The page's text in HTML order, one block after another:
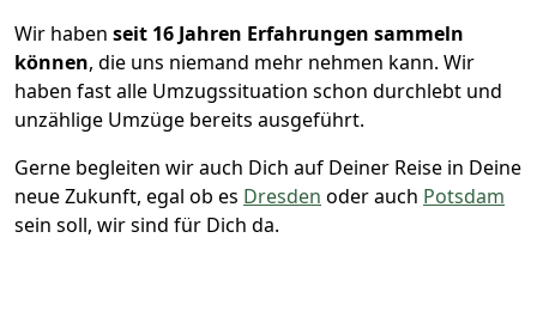
Wir haben seit 16 Jahren Erfahrungen sammeln
können, die uns niemand mehr nehmen kann. Wir
haben fast alle Umzugssituation schon durchlebt und
unzählige Umzüge bereits ausgeführt.
Gerne begleiten wir auch Dich auf Deiner Reise in Deine
neue Zukunft, egal ob es Dresden oder auch Potsdam
sein soll, wir sind für Dich da.